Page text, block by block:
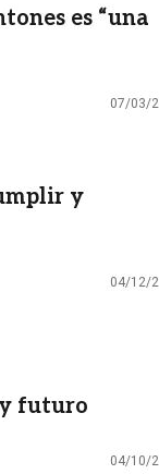
es “una
07/03/
y
04/12/
y futuro
04/10/